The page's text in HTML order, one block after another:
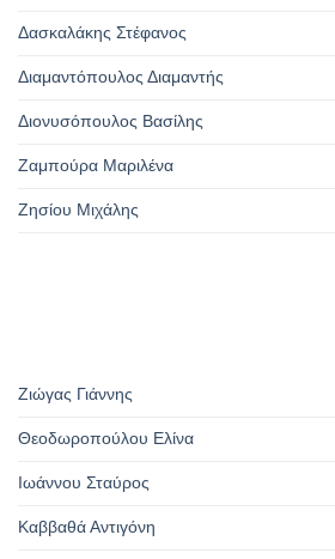
Δασκαλάκης Στέφανος
Διαμαντόπουλος Διαμαντής
Διονυσόπουλος Βασίλης
Ζαμπούρα Μαριλένα
Ζησίου Μιχάλης
Ζιώγας Γιάννης
Θεοδωροπούλου Ελίνα
Ιωάννου Σταύρος
Καββαθά Αντιγόνη